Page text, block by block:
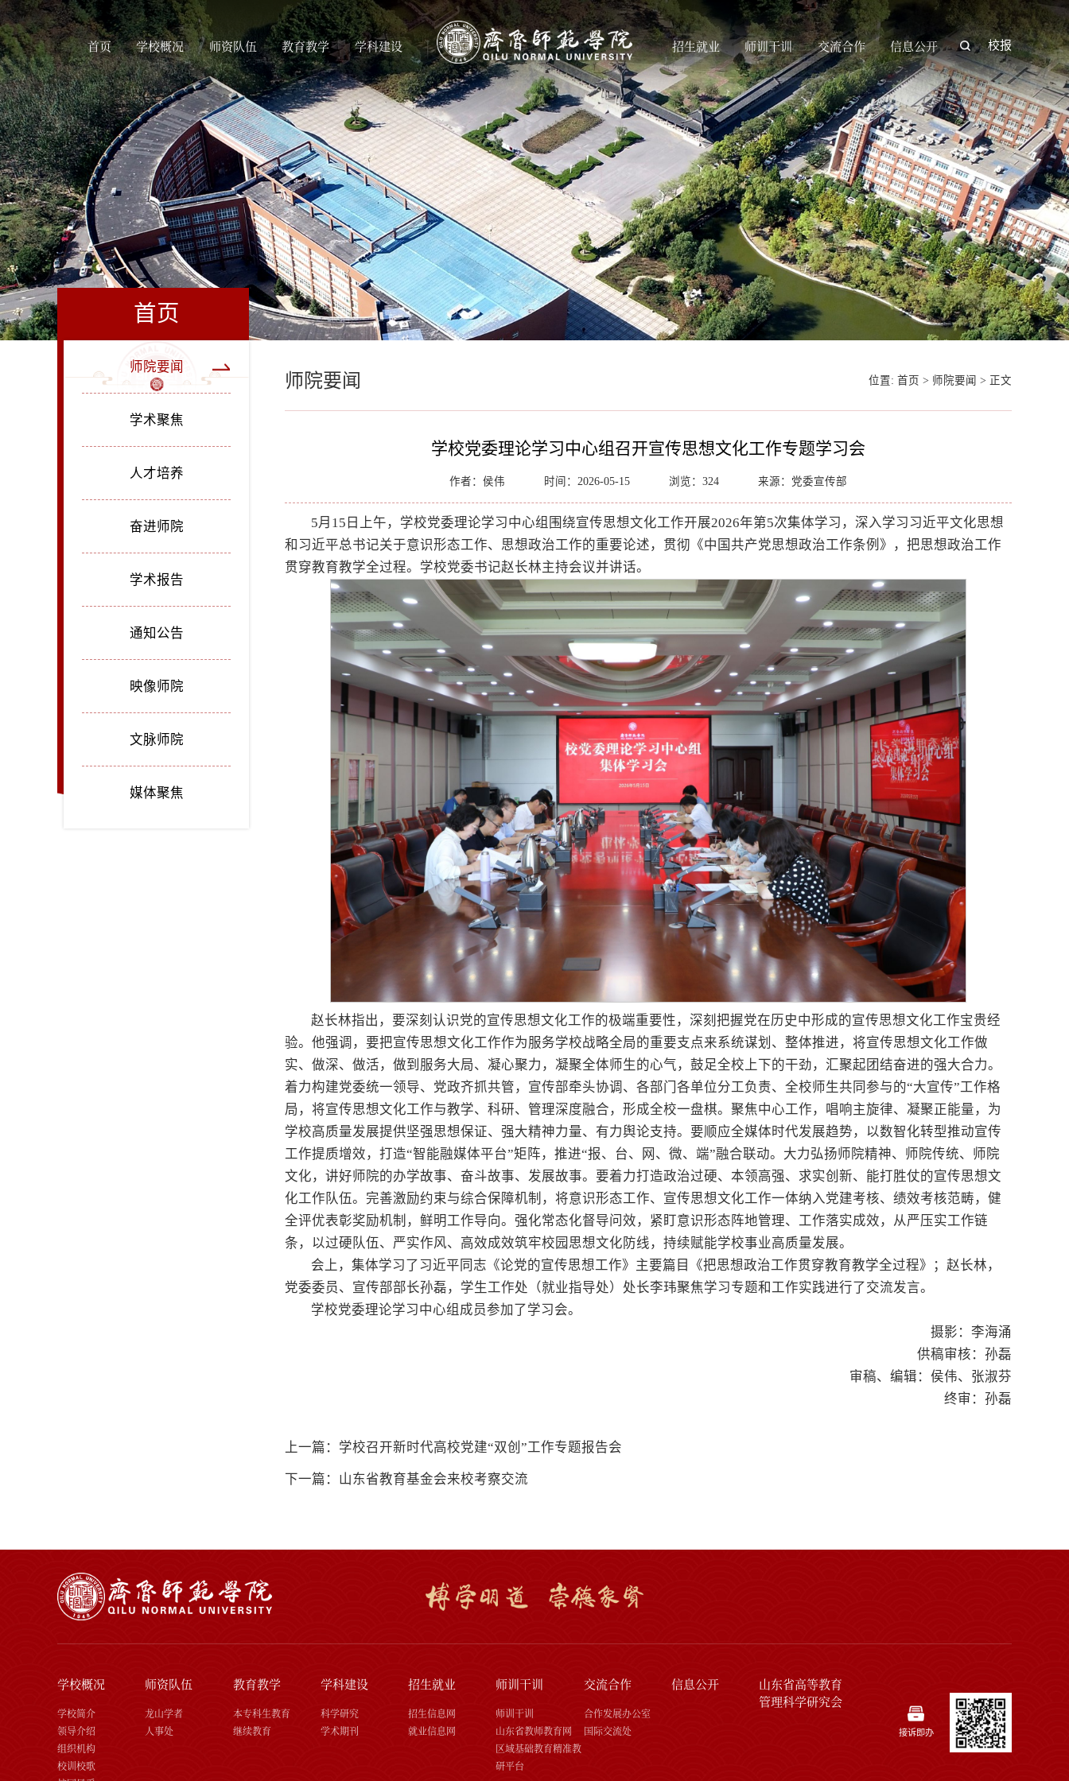
首页 学校概况 师资队伍 教育教学 学科建设 招生就业 师训干训 交流合作 信息公开 校报
首页
师院要闻
学术聚焦
人才培养
奋进师院
学术报告
通知公告
映像师院
文脉师院
媒体聚焦
师院要闻 位置: 首页 > 师院要闻 > 正文
学校党委理论学习中心组召开宣传思想文化工作专题学习会
作者：侯伟 时间：2026-05-15 浏览： 324 来源：党委宣传部
5月15日上午，学校党委理论学习中心组围绕宣传思想文化工作开展2026年第5次集体学习，深入学习习近平文化思想
和习近平总书记关于意识形态工作、思想政治工作的重要论述，贯彻《中国共产党思想政治工作条例》，把思想政治工作
贯穿教育教学全过程。学校党委书记赵长林主持会议并讲话。
赵长林指出，要深刻认识党的宣传思想文化工作的极端重要性，深刻把握党在历史中形成的宣传思想文化工作宝贵经
验。他强调，要把宣传思想文化工作作为服务学校战略全局的重要支点来系统谋划、整体推进，将宣传思想文化工作做
实、做深、做活，做到服务大局、凝心聚力，凝聚全体师生的心气，鼓足全校上下的干劲，汇聚起团结奋进的强大合力。
着力构建党委统一领导、党政齐抓共管，宣传部牵头协调、各部门各单位分工负责、全校师生共同参与的“大宣传”工作格
局，将宣传思想文化工作与教学、科研、管理深度融合，形成全校一盘棋。聚焦中心工作，唱响主旋律、凝聚正能量，为
学校高质量发展提供坚强思想保证、强大精神力量、有力舆论支持。要顺应全媒体时代发展趋势，以数智化转型推动宣传
工作提质增效，打造“智能融媒体平台”矩阵，推进“报、台、网、微、端”融合联动。大力弘扬师院精神、师院传统、师院
文化，讲好师院的办学故事、奋斗故事、发展故事。要着力打造政治过硬、本领高强、求实创新、能打胜仗的宣传思想文
化工作队伍。完善激励约束与综合保障机制，将意识形态工作、宣传思想文化工作一体纳入党建考核、绩效考核范畴，健
全评优表彰奖励机制，鲜明工作导向。强化常态化督导问效，紧盯意识形态阵地管理、工作落实成效，从严压实工作链
条，以过硬队伍、严实作风、高效成效筑牢校园思想文化防线，持续赋能学校事业高质量发展。
会上，集体学习了习近平同志《论党的宣传思想工作》主要篇目《把思想政治工作贯穿教育教学全过程》；赵长林，
党委委员、宣传部部长孙磊，学生工作处（就业指导处）处长李玮聚焦学习专题和工作实践进行了交流发言。
学校党委理论学习中心组成员参加了学习会。
摄影：李海涌
供稿审核：孙磊
审稿、编辑：侯伟、张淑芬
终审：孙磊
上一篇：学校召开新时代高校党建“双创”工作专题报告会
下一篇：山东省教育基金会来校考察交流
学校概况
学校简介
领导介绍
组织机构
校训校歌
师资队伍
龙山学者
人事处
教育教学
本专科生教育
继续教育
学科建设
科学研究
学术期刊
招生就业
招生信息网
就业信息网
师训干训
师训干训
山东省教师教育网
区域基础教育精准教
研平台
交流合作
合作发展办公室
国际交流处
信息公开
山东省高等教育
管理科学研究会
接诉即办